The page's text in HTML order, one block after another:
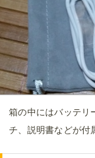
箱の中にはバッテリ
チ、説明書などが付